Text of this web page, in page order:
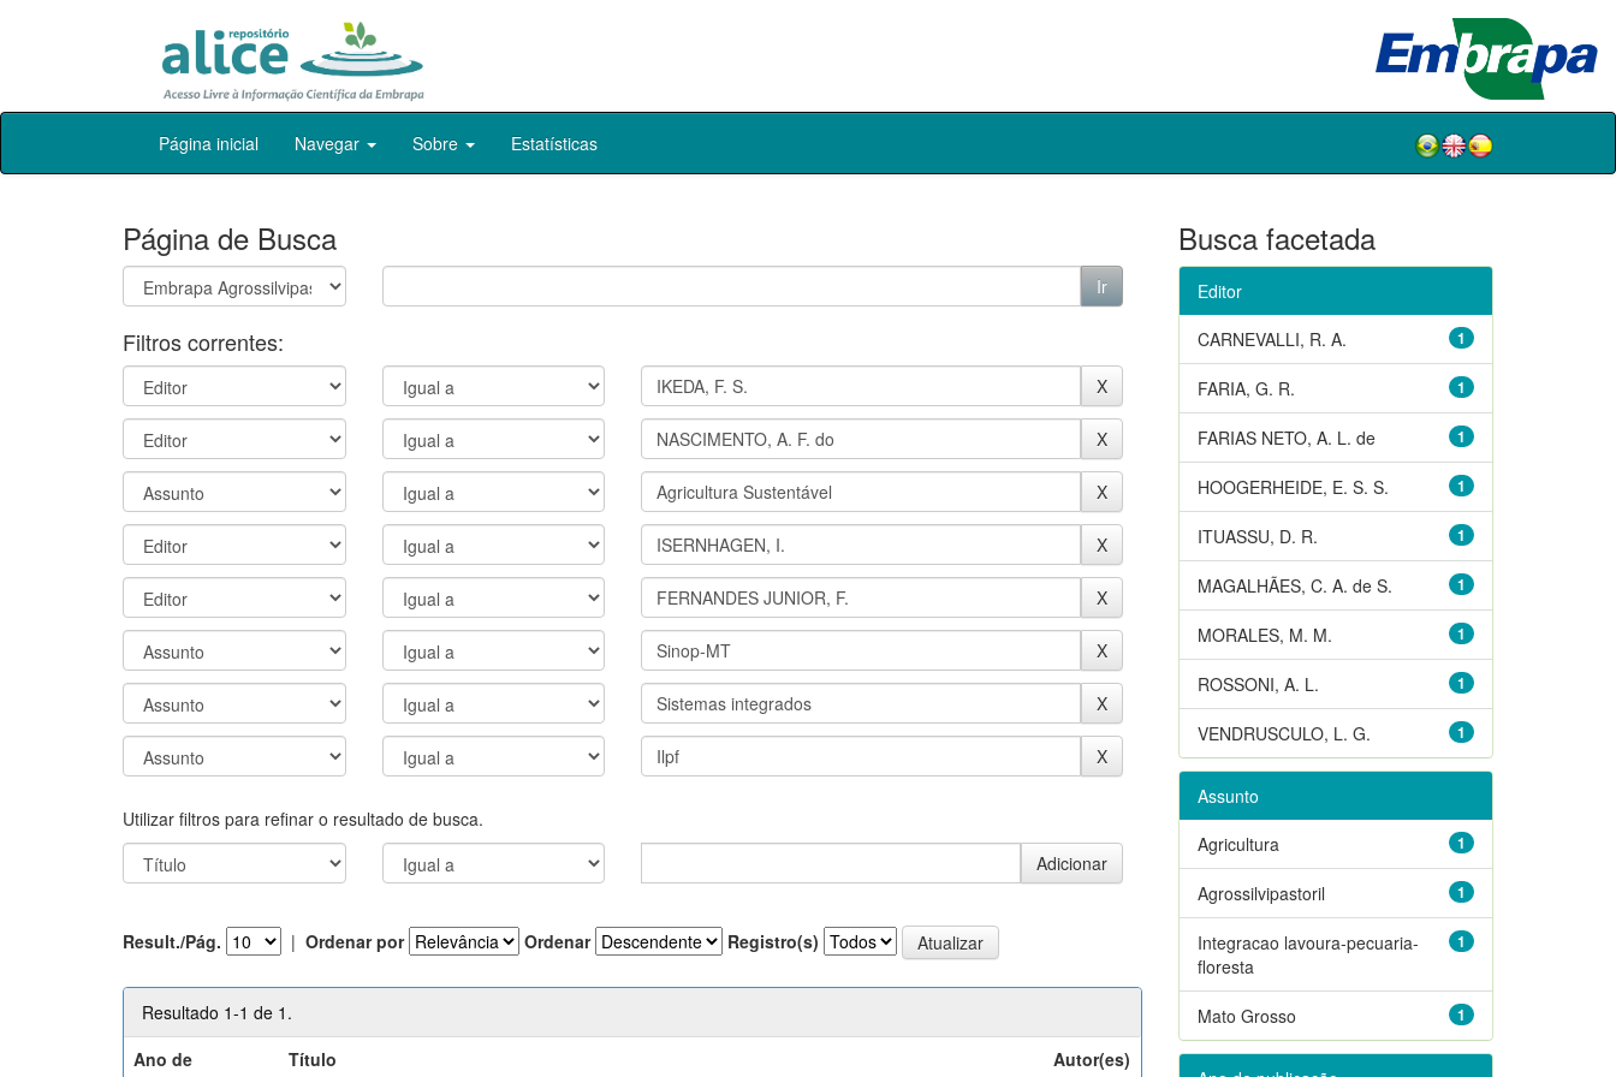
Skip
Página inicial Navegar Sobre Estatísticas
Página de Busca
Filtros correntes:
Utilizar filtros para refinar o resultado de busca.
Result./Pág. | Ordenar por Ordenar Registro(s)
Resultado 1-1 de 1.
Ano de
Título Autor(es)
Busca facetada
Editor
1
CARNEVALLI, R. A.
1
FARIA, G. R.
1
FARIAS NETO, A. L. de
1
HOOGERHEIDE, E. S. S.
1
ITUASSU, D. R.
1
MAGALHÃES, C. A. de S.
1
MORALES, M. M.
1
ROSSONI, A. L.
1
VENDRUSCULO, L. G.
Assunto
1
Agricultura
1
Agrossilvipastoril
1
Integracao lavoura-pecuaria-
floresta
1
Mato Grosso